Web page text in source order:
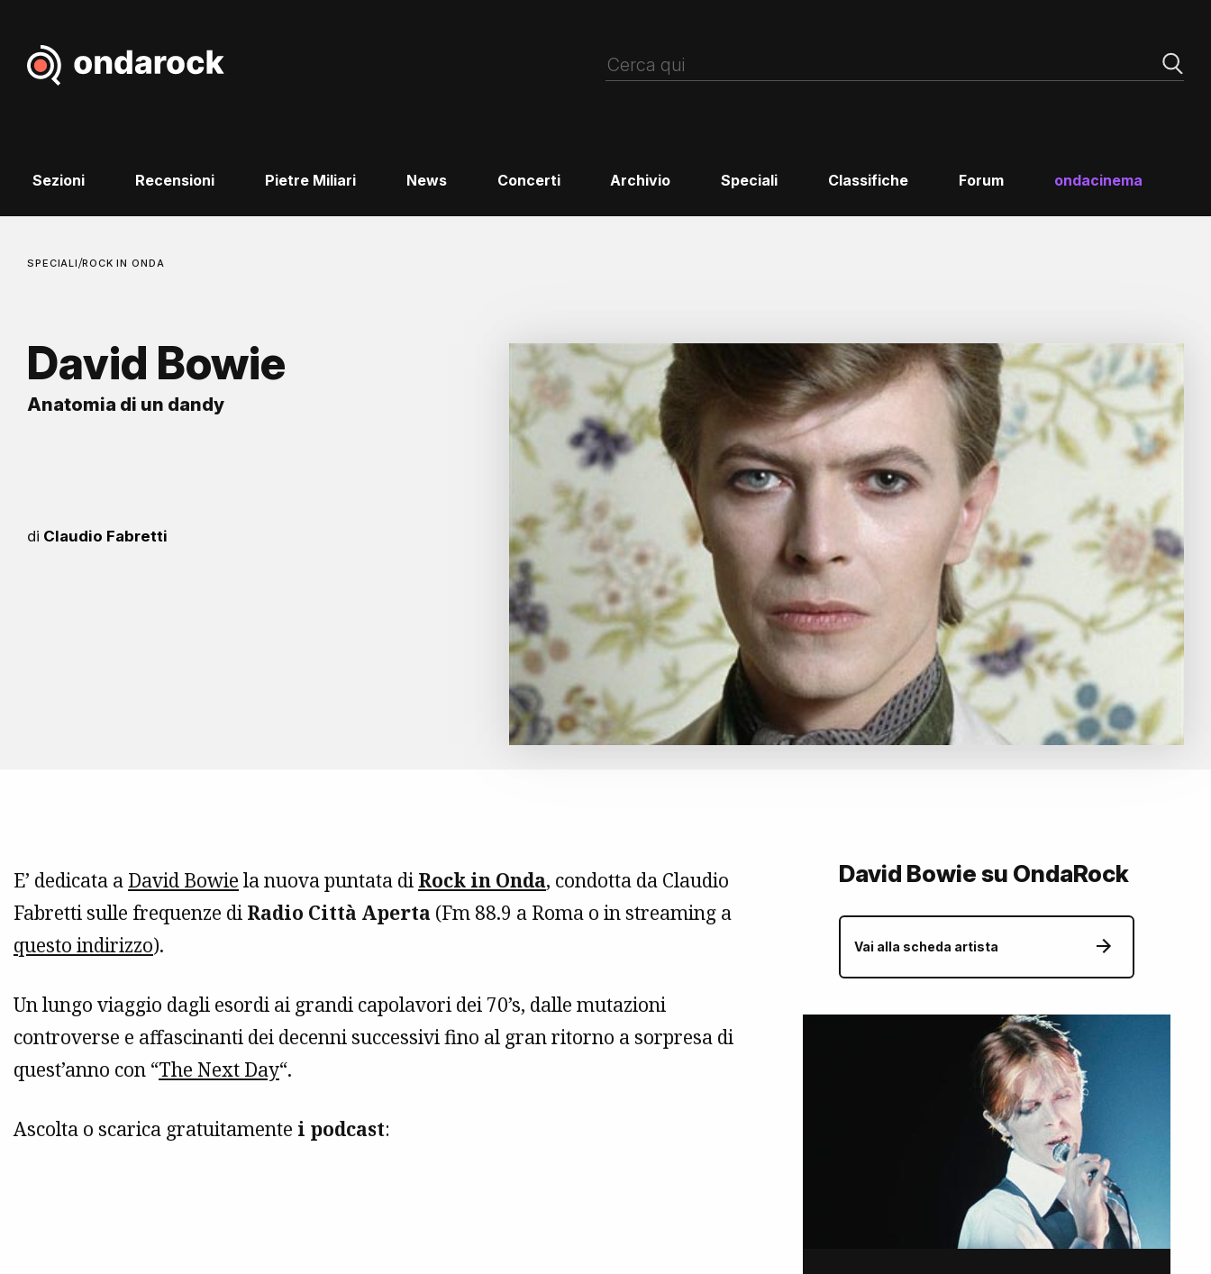
Sezioni Recensioni Pietre Miliari News Concerti Archivio Speciali Classifiche Forum ondacinema
SPECIALI/ROCK IN ONDA
David Bowie
Anatomia di un dandy
di Claudio Fabretti
E’ dedicata a David Bowie la nuova puntata di Rock in Onda, condotta da Claudio
Fabretti sulle frequenze di Radio Città Aperta (Fm 88.9 a Roma o in streaming a
questo indirizzo).
Un lungo viaggio dagli esordi ai grandi capolavori dei 70’s, dalle mutazioni
controverse e affascinanti dei decenni successivi fino al gran ritorno a sorpresa di
quest’anno con “The Next Day“.
Ascolta o scarica gratuitamente i podcast:
David Bowie su OndaRock
Vai alla scheda artista